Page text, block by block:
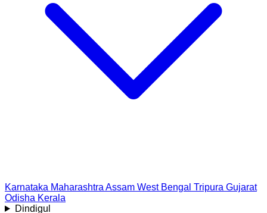
Karnataka Maharashtra Assam West Bengal Tripura Gujarat
Odisha Kerala
Dindigul